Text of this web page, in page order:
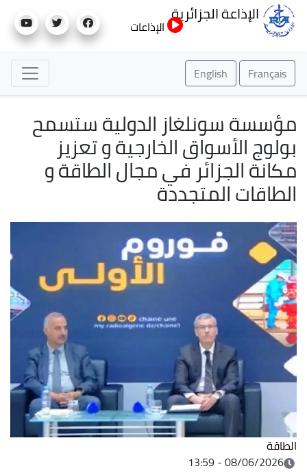
إلى
الإذاعة الجزائرية
الإذاعات
Français
English
مؤسسة سونلغاز الدولية ستسمح
بولوج الأسواق الخارجية و تعزيز
مكانة الجزائر في مجال الطاقة و
الطاقات المتجددة
الطاقة
08/06/2026 - 13:59